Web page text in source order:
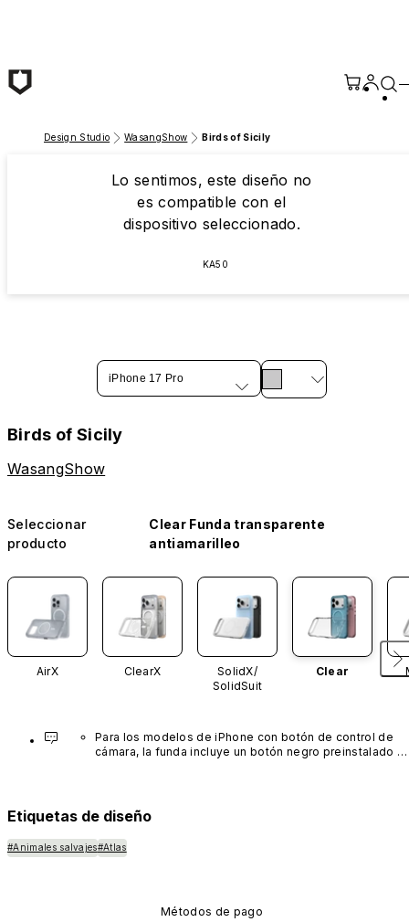
Design Studio WasangShow Birds of Sicily
Lo sentimos, este diseño no
es compatible con el
dispositivo seleccionado.
KA50
iPhone 17 Pro
Birds of Sicily
WasangShow
Seleccionar
producto
Clear Funda transparente
antiamarilleo
AirX ClearX
SolidX/
SolidSuit
Clear
Para los modelos de iPhone con botón de control de
cámara, la funda incluye un botón negro preinstalado
Etiquetas de diseño
#Animales salvajes#Atlas
Métodos de pago